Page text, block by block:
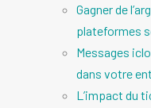
Gagner de
plateformes
Messages
dans votre
L’impact du